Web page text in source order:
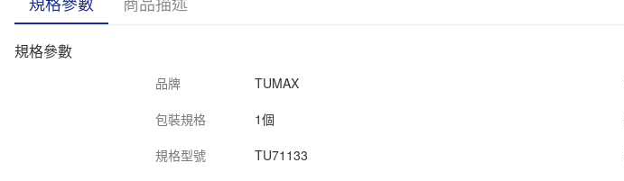
規格參數
品牌 TUMAX
包裝規格
1個
規格型號
TU71133